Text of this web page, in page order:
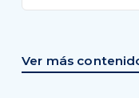
Ver más